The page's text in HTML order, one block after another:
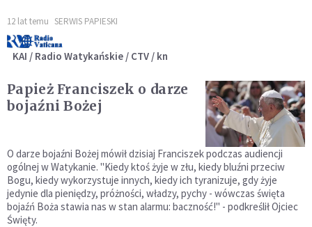
12 lat temu SERWIS PAPIESKI
KAI / Radio Watykańskie / CTV / kn
Papież Franciszek o darze
bojaźni Bożej
O darze bojaźni Bożej mówił dzisiaj Franciszek podczas audiencji
ogólnej w Watykanie. "Kiedy ktoś żyje w złu, kiedy bluźni przeciw
Bogu, kiedy wykorzystuje innych, kiedy ich tyranizuje, gdy żyje
jedynie dla pieniędzy, próżności, władzy, pychy - wówczas święta
bojaźń Boża stawia nas w stan alarmu: baczność!" - podkreślił Ojciec
Święty.